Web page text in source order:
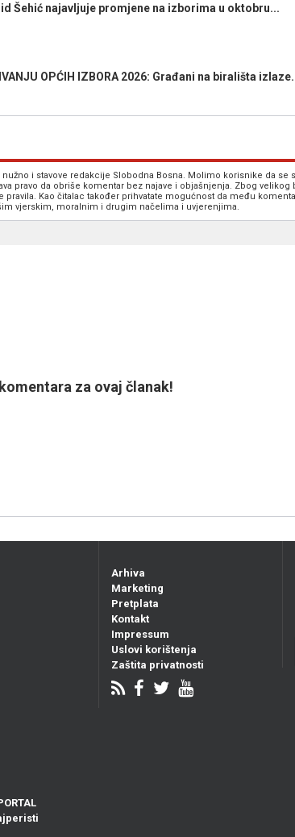
Šehić najavljuje promjene na izborima u oktobru...
OPĆIH IZBORA 2026: Građani na birališta
i stavove redakcije Slobodna Bosna. Molimo korisnike da se
pravo da obriše komentar bez najave i objašnjenja. Zbog velikog
Kao čitalac također prihvatate mogućnost da među
vjerskim, moralnim i drugim načelima i uvjerenjima.
za ovaj članak!
Arhiva
Marketing
Pretplata
Kontakt
Impressum
Uslovi korištenja
Zaštita privatnosti